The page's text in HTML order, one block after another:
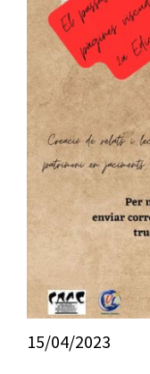
15/04/2023